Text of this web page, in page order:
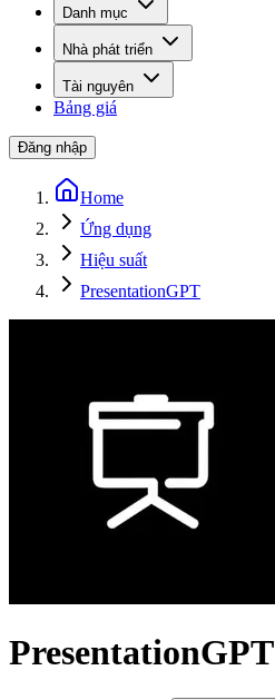
Danh mục
Nhà phát triển
Tài nguyên
Bảng giá
Đăng nhập
Home
Ứng dụng
Hiệu suất
PresentationGPT
PresentationGPT